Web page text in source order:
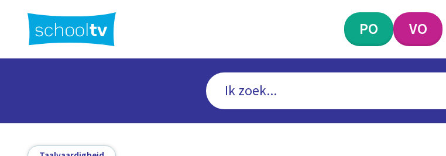
hoofdinhoud
PO VO